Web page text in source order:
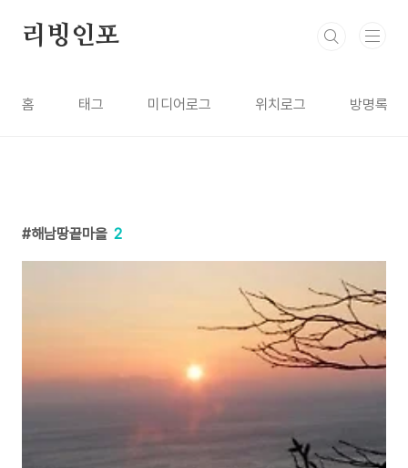
리빙인포
홈 태그 미디어로그 위치로그 방명록
해남땅끝마을 2